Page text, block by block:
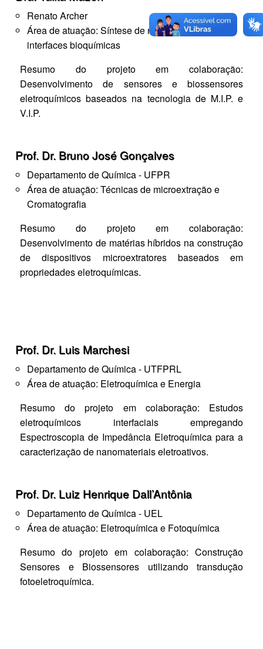
Renato Archer
Área de atuação: Síntese de nanomateriais e
interfaces bioquímicas
Resumo do projeto em colaboração:
Desenvolvimento de sensores e biossensores
eletroquímicos baseados na tecnologia de M.I.P. e
V.I.P.
Prof. Dr. Bruno José Gonçalves
Departamento de Química - UFPR
Área de atuação: Técnicas de microextração e
Cromatografia
Resumo do projeto em colaboração:
Desenvolvimento de matérias híbridos na construção
de dispositivos microextratores baseados em
propriedades eletroquímicas.
Prof. Dr. Luis Marchesi
Departamento de Química - UTFPRL
Área de atuação: Eletroquímica e Energia
Resumo do projeto em colaboração: Estudos
eletroquímicos interfaciais empregando
Espectroscopia de Impedância Eletroquímica para a
caracterização de nanomateriais eletroativos.
Prof. Dr. Luiz Henrique Dall’Antônia
Departamento de Química - UEL
Área de atuação: Eletroquímica e Fotoquímica
Resumo do projeto em colaboração: Construção
Sensores e Biossensores utilizando transdução
fotoeletroquímica.